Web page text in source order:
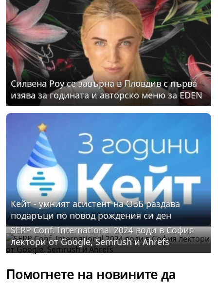
Силвена Роу се завърна в Пловдив с първа
изява за годината и авторско меню за EDEN
Кейт - умният асистент на ОББ раздава
подаръци по повод рождения си ден
SERP Conf. International 2024 води в София
лектори от Google, Semrush и Ahrefs
Помогнете на новините да